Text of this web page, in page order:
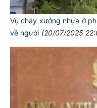
Vụ cháy xưởng nhựa ở
về người (20/07/2025